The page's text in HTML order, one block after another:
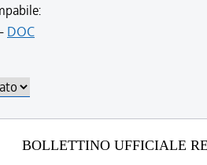
- DOC
BOLLETTINO UFFICIALE